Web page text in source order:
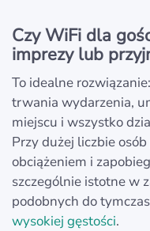
Czy WiFi dla
imprezy lub
To idealne
trwania wydarzenia,
miejscu i wszystko
Przy dużej liczbie
obciążeniem i
szczególnie istotne w
podobnych do
wysokiej gęstości.